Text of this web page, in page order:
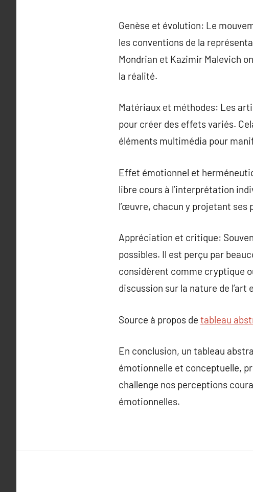
Genèse et évolution: Le
les conventions de la
Mondrian et Kazimir Malevich
la réalité.
Matériaux et méthodes: Les
pour créer des effets variés.
éléments multimédia pour
Effet émotionnel et
libre cours à l’interprétation
l’œuvre, chacun y projetant ses
Appréciation et critique:
possibles. Il est perçu par
considèrent comme cryptique
discussion sur la nature de l’art
Source à propos de tableau
En conclusion, un tableau
émotionnelle et conceptuelle,
challenge nos perceptions
émotionnelles.